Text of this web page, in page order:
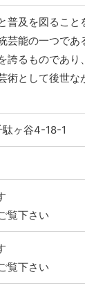
普及を図ること
芸能の一つであ
誇るものであり
術として後世な
駄ヶ谷4-18-1
覧下さい
覧下さい